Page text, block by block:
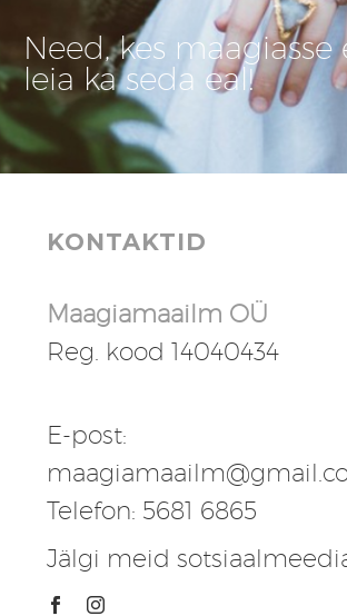
Need, kes maagiasse
leia ka seda eal!
KONTAKTID
Maagiamaailm OÜ
Reg. kood 14040434
E-post:
Telefon: 5681 6865
Jälgi meid